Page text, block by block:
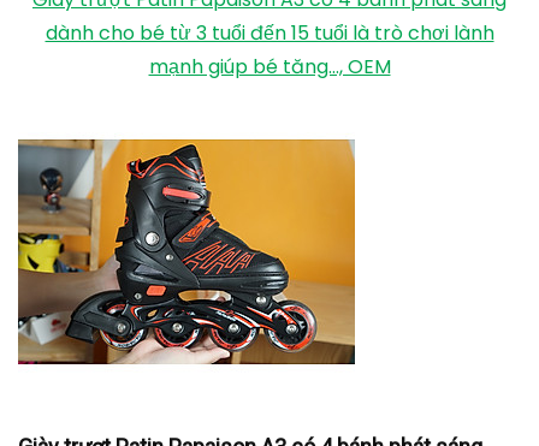
chân và thân xe.
3. Giày patin Bodeng SKT
Giày patin người lớn Borden SKT được thiết kế rất
chuyên nghiệp đảm bảo an toàn tuyệt đối cho người
sử dụng khi vận động thể thao. Sản phẩm sử dụng
thiết kế 4 bánh xe thẳng đứng, các bánh xe được
làm từ chất liệu PU cao cấp linh hoạt hơn khi di